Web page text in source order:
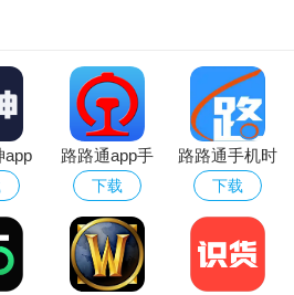
app
官
路路通app手
机版
下载
路路通手机时
刻表app官方
安卓版
下载